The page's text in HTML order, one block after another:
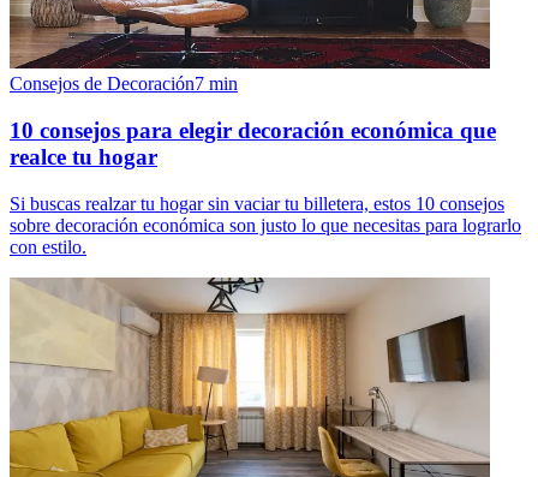
Consejos de Decoración7 min
10 consejos para elegir decoración económica que
realce tu hogar
Si buscas realzar tu hogar sin vaciar tu billetera, estos 10 consejos
sobre decoración económica son justo lo que necesitas para lograrlo
con estilo.